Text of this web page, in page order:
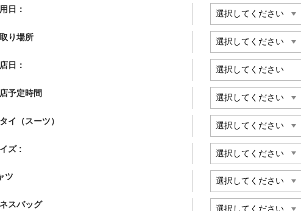
日：
り場所
日：
予定時間
イ（スーツ）
ズ :
ツ
スバッグ